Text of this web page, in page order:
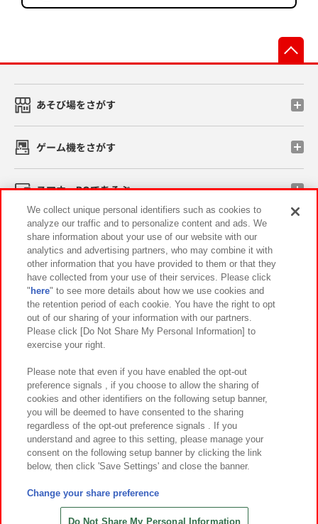
あそび場をさがす
ゲーム機をさがす
スマホ・PCであそぶ
イベント・キャンペーン
関連会社 サステナビリティ サイトポリシー
プライバシーポリシー ウェブアクセシビリティ方針と検証結果
お取引先さまとともに
カスタマーハラスメント対応方針 よくあるご質問・お問い合わせ
©Bandai Namco Amusement Inc.
©Bandai Namco Amusement Lab Inc.
©HANAYASHIKI Co., Ltd. All Rights Reserved.
We collect unique personal identifiers such as cookies to
analyze our traffic and to personalize content and ads. We
share information about your use of our website with our
analytics and advertising partners, who may combine it with
other information that you have provided to them or that they
have collected from your use of their services. Please click
" here" to see more details about how we use cookies and
the retention period of each cookie. You have the right to opt
out of our sharing of your information with our partners.
Please click [Do Not Share My Personal Information] to
exercise your right.
Please note that even if you have enabled the opt-out
preference signals , if you choose to allow the sharing of
cookies and other identifiers on the following setup banner,
you will be deemed to have consented to the sharing
regardless of the opt-out preference signals . If you
understand and agree to this setting, please manage your
consent on the following setup banner by clicking the link
below, then click 'Save Settings' and close the banner.
Change your share preference
Do Not Share My Personal Information